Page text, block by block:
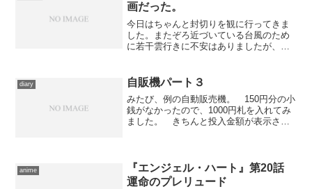
画だった。
今日はちゃんと封切りを観に行ってきま
した。またぞろ近づいている台風のため
に若干雲行きに不安はありましたが、今
シネマズ日本橋。鑑賞したのは、『岸辺
のふたり』などの優れた...
diary 自販機パート３
みたび、例の自動販売機。 150円分の小
銭がなかったので、1000円札を入れてみ
ました。 きちんと投入金額が表示され
り出し、なお...
anime
『エンジェル・ハート』第20話
運命のプレリュード